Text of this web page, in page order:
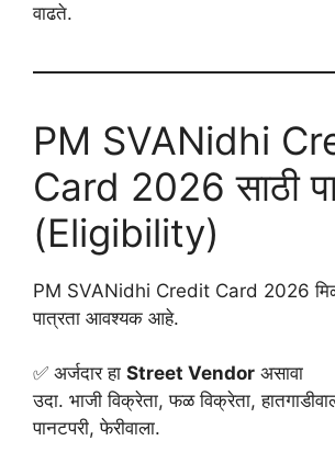
वाढते.
PM SVANidhi
Card 2026 साठी
(Eligibility)
PM SVANidhi Credit Card 2026
पात्रता आवश्यक आहे.
✅ अर्जदार हा Street Vendor असावा
उदा. भाजी विक्रेता, फळ विक्रेता,
पानटपरी, फेरीवाला.